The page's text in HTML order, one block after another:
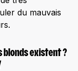
du mauvais
blonds existent ?